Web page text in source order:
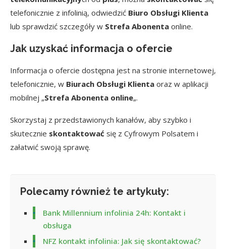
telefonicznie z infolinią, odwiedzić Biuro Obsługi Klienta
lub sprawdzić szczegóły w Strefa Abonenta online.
Jak uzyskać informacja o ofercie
Informacja o ofercie dostępna jest na stronie internetowej,
telefonicznie, w Biurach Obsługi Klienta oraz w aplikacji
mobilnej „Strefa Abonenta online„.
Skorzystaj z przedstawionych kanałów, aby szybko i
skutecznie skontaktować się z Cyfrowym Polsatem i
załatwić swoją sprawę.
Polecamy również te artykuły:
Bank Millennium infolinia 24h: Kontakt i
obsługa
NFZ kontakt infolinia: Jak się skontaktować?